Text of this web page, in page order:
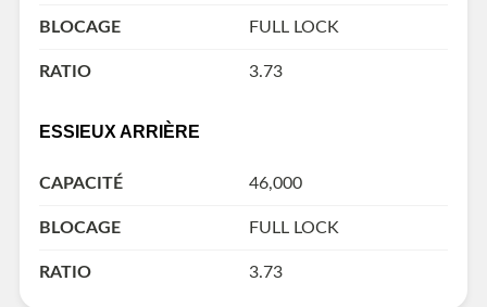
BLOCAGE FULL LOCK
RATIO 3.73
ESSIEUX ARRIÈRE
CAPACITÉ 46,000
BLOCAGE FULL LOCK
RATIO 3.73